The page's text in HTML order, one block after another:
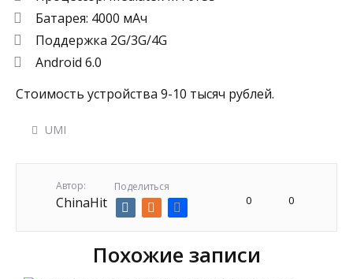
Батарея: 4000 мАч
Поддержка 2G/3G/4G
Android 6.0
Стоимость устройства 9-10 тысяч рублей.
UMI
Автор:
ChinaHit
Поделиться
0 0
Похожие записи